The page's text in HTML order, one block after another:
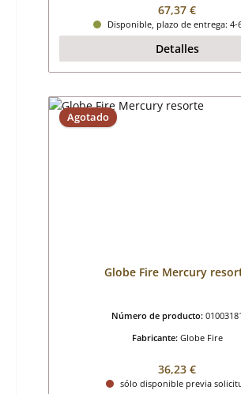
Precio normal:
67,37 €
Disponible, plazo de entrega: 4-
Detalles
Agotado
Globe Fire Mercury
Número de producto: 01003181
Fabricante: Globe Fire
Precio normal:
36,23 €
sólo disponible previa